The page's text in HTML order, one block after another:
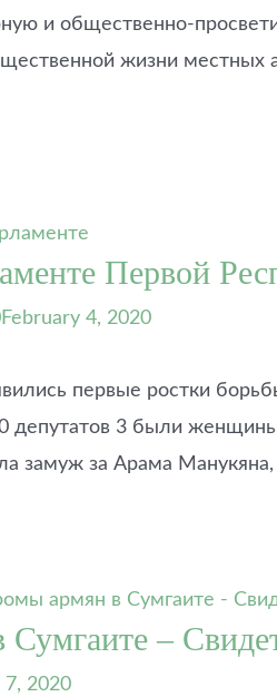
и общественнo-
жизни местных
Первой
February 4, 2020
первые ростки
депутатов 3 были
замуж за Арама
–
7, 2020